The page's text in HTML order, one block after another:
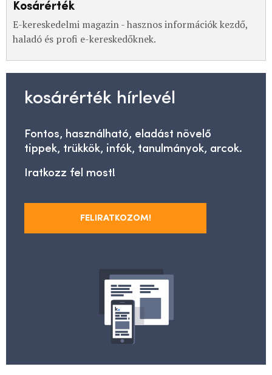
Kosárérték
E-kereskedelmi magazin - hasznos információk kezdő,
haladó és profi e-kereskedőknek.
kosárérték hírlevél
Fontos, használható, eladást növelő
tippek, trükkök, infók, tanulmányok, arcok.
Iratkozz fel most!
FELIRATKOZOM!